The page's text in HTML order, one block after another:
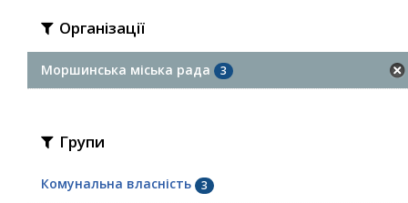
Організації
Моршинська міська рада 3
Групи
Комунальна власність 3